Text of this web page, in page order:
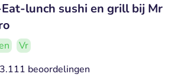
lunch sushi en grill bij Mr
Vr
beoordelingen